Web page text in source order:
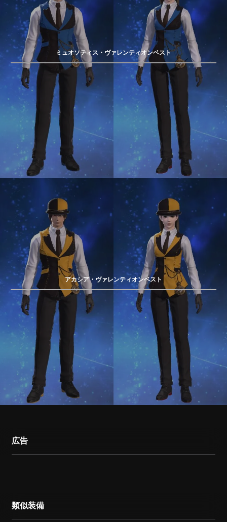
ミュオソティス・ヴァレンティオンベスト
アカシア・ヴァレンティオンベスト
広告
類似装備